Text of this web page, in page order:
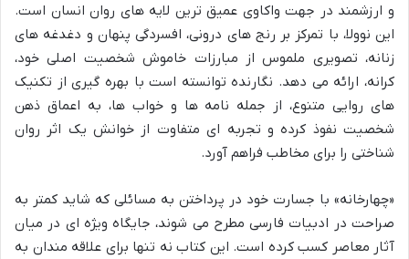
و ارزشمند در جهت واکاوی عمیق ترین لایه های روان انسان است.
این نوولا، با تمرکز بر رنج های درونی، افسردگی پنهان و دغدغه های
زنانه، تصویری ملموس از مبارزات خاموش شخصیت اصلی خود،
کرانه، ارائه می دهد. نگارنده توانسته است با بهره گیری از تکنیک
های روایی متنوع، از جمله نامه ها و خواب ها، به اعماق ذهن
شخصیت نفوذ کرده و تجربه ای متفاوت از خوانش یک اثر روان
شناختی را برای مخاطب فراهم آورد.
«چهارخانه» با جسارت خود در پرداختن به مسائلی که شاید کمتر به
صراحت در ادبیات فارسی مطرح می شوند، جایگاه ویژه ای در میان
آثار معاصر کسب کرده است. این کتاب نه تنها برای علاقه مندان به